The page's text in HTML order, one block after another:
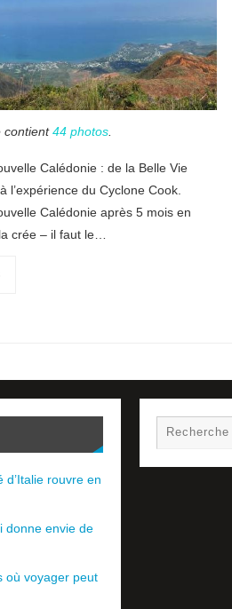
contient44 photos.
Calédonie : de la Belle Vie
l’expérience du Cyclone Cook.
Calédonie après 5 mois en
crée – il faut le…
d’Italie rouvre en
donne envie de
où voyager peut